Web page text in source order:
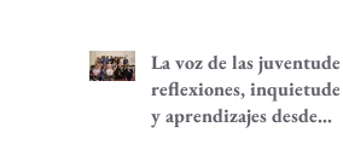
La voz de las juventudes:
reflexiones, inquietudes
y aprendizajes desde